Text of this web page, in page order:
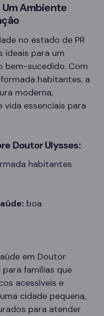
Um Ambiente
no estado de PR
ideais para um
bem-sucedido. Com
habitantes, a
moderna,
vida essenciais para
Doutor Ulysses:
habitantes
boa
em Doutor
famílias que
acessíveis e
cidade pequena,
para atender